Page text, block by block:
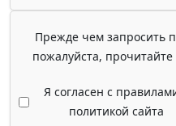
Прежде чем запросить
пожалуйста, прочитайте
Я согласен с
политикой сайта